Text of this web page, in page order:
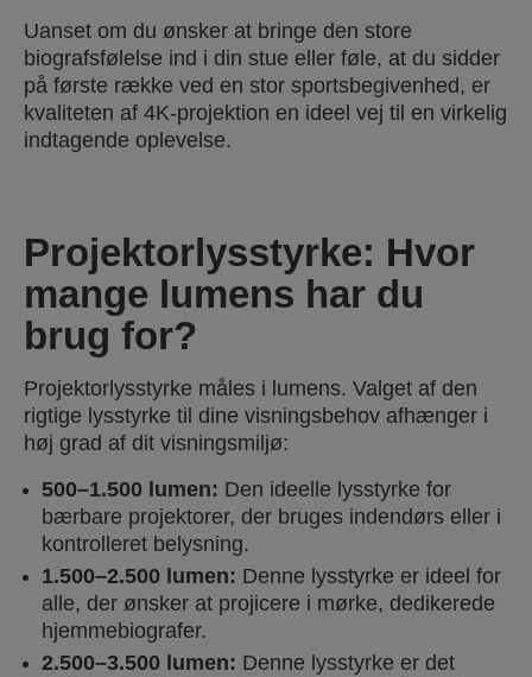
Uanset om du ønsker at bringe den store
biografsfølelse ind i din stue eller føle, at du sidder
på første række ved en stor sportsbegivenhed, er
kvaliteten af 4K-projektion en ideel vej til en virkelig
indtagende oplevelse.
Projektorlysstyrke: Hvor
mange lumens har du
brug for?
Projektorlysstyrke måles i lumens. Valget af den
rigtige lysstyrke til dine visningsbehov afhænger i
høj grad af dit visningsmiljø:
500–1.500 lumen: Den ideelle lysstyrke for
bærbare projektorer, der bruges indendørs eller i
kontrolleret belysning.
1.500–2.500 lumen: Denne lysstyrke er ideel for
alle, der ønsker at projicere i mørke, dedikerede
hjemmebiografer.
2.500–3.500 lumen: Denne lysstyrke er det